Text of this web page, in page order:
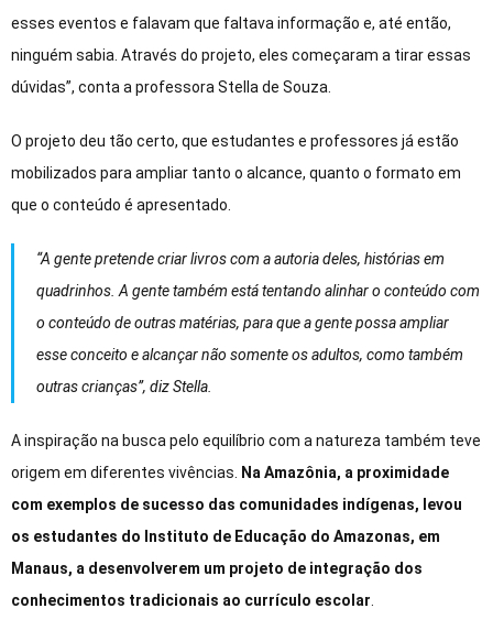
esses eventos e falavam que faltava informação e, até então,
ninguém sabia. Através do projeto, eles começaram a tirar essas
dúvidas”, conta a professora Stella de Souza.
O projeto deu tão certo, que estudantes e professores já estão
mobilizados para ampliar tanto o alcance, quanto o formato em
que o conteúdo é apresentado.
“A gente pretende criar livros com a autoria deles, histórias em
quadrinhos. A gente também está tentando alinhar o conteúdo com
o conteúdo de outras matérias, para que a gente possa ampliar
esse conceito e alcançar não somente os adultos, como também
outras crianças”, diz Stella.
A inspiração na busca pelo equilíbrio com a natureza também teve
origem em diferentes vivências. Na Amazônia, a proximidade
com exemplos de sucesso das comunidades indígenas, levou
os estudantes do Instituto de Educação do Amazonas, em
Manaus, a desenvolverem um projeto de integração dos
conhecimentos tradicionais ao currículo escolar.